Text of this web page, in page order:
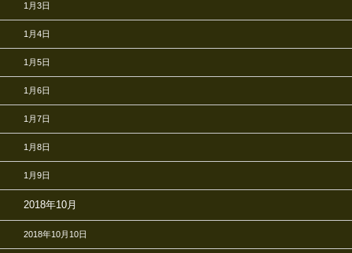
1月3日
1月4日
1月5日
1月6日
1月7日
1月8日
1月9日
2018年10月
2018年10月10日